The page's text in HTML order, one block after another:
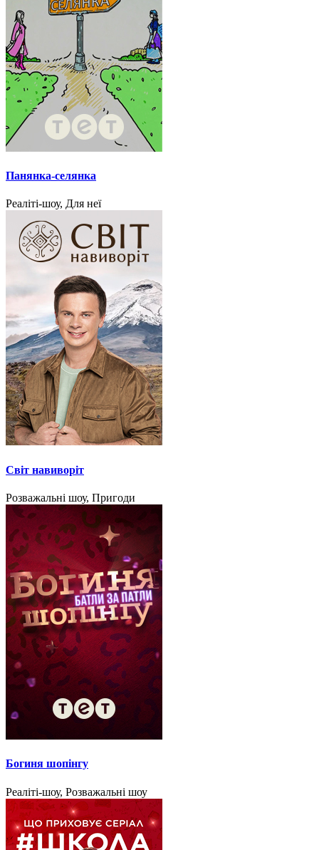
Панянка-селянка
Реаліті-шоу, Для неї
Світ навиворіт
Розважальні шоу, Пригоди
Богиня шопінгу
Реаліті-шоу, Розважальні шоу